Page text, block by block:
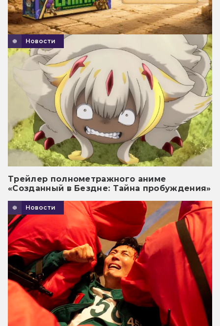
Новости
Трейлер полнометражного аниме
«Созданный в Бездне: Тайна пробуждения»
Новости